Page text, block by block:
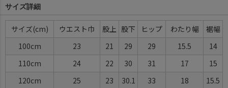
サイズ詳細
サイズ(cm) ウエスト巾 股上 股下 ヒップ わたり幅
裾幅
100cm
23 21 29 29 15.5
14
110cm
24 22 30 31 17
15
120cm
25 23 30.1 33 18 15.5